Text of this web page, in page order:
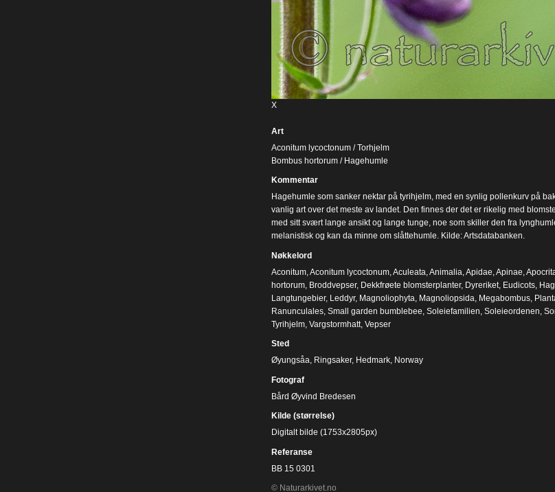
X
Art
Aconitum lycoctonum / Torhjelm
Bombus hortorum / Hagehumle
Kommentar
Hagehumle som sanker nektar på tyrihjelm, med en synlig pollenkurv på
vanlig art over det meste av landet. Den finnes der det er rikelig med
med sitt svært lange ansikt og lange tunge, noe som skiller den fra
melanistisk og kan da minne om slåttehumle. Kilde: Artsdatabanken.
Nøkkelord
Aconitum, Aconitum lycoctonum, Aculeata Animalia Apidae Apinae
hortorum, Broddvepser, Dekkfrøete blomsterplanter, Dyreriket, Eudicots,
Langtungebier, Leddyr, Magnoliophyta Magnoliopsida Megabombus,
Ranunculales, Small garden bumblebee Soleiefamilien Soleieordenen
Tyrihjelm, Vargstormhatt, Vepser
Sted
Øyungsåa, Ringsaker, Hedmark, Norway
Fotograf
Bård Øyvind Bredesen
Kilde (størrelse)
Digitalt bilde (1753x2805px)
Referanse
BB 15 0301
© Naturarkivet.no